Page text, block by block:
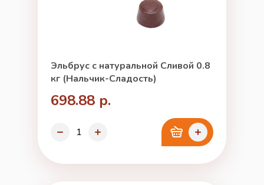
Эльбрус с натуральной Сливой 0.8
кг (Нальчик-Сладость)
698.88 р.